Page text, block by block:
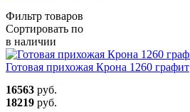
Фильтр товаров
Сортировать по
в наличии
Готовая прихожая Крона 1260 графит
16563 руб.
18219 руб.